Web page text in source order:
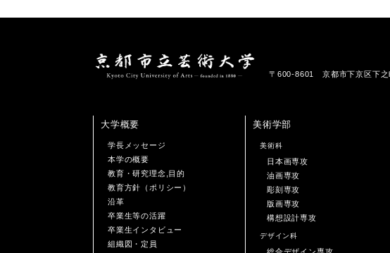
〒600-8601 京都市下京区下之
大学概要
学長メッセージ
本学の概要
教育・研究理念,目的
教育方針（ポリシー）
沿革
卒業生等の活躍
卒業生インタビュー
組織図・定員
美術学部
美術科
日本画専攻
油画専攻
彫刻専攻
版画専攻
構想設計専攻
デザイン科